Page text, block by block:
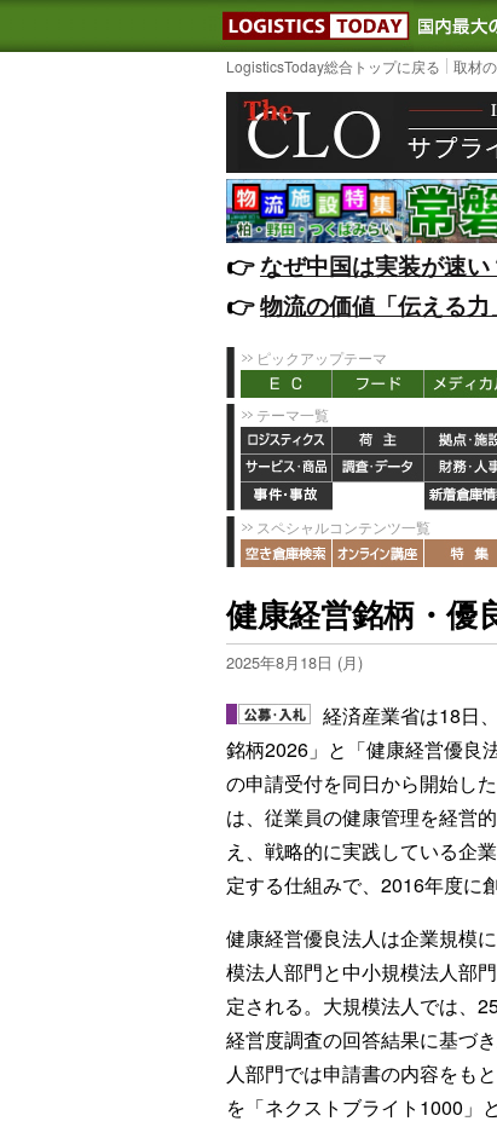
LogisticsToday総合トップに戻る 取材
👉️なぜ中国は実装が速
👉️物流の価値「伝える
ピックアップテーマ
テーマ一覧
スペシャルコンテンツ一覧
健康経営銘柄・優
2025年8月18日 (月)
経済産業省は18日
銘柄2026」と「健康経営優良
の申請受付を同日から開始し
は、従業員の健康管理を経営
え、戦略的に実践している企
定する仕組みで、2016年度に
健康経営優良法人は企業規模
模法人部門と中小規模法人部
定される。大規模法人では、
経営度調査の回答結果に基づ
人部門では申請書の内容をも
を「ネクストブライト1000」